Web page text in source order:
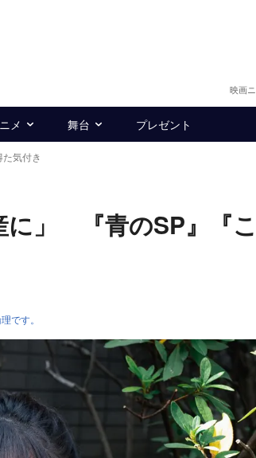
映画
メ 舞台 プレゼント
た気付き
に」 『青のSP』『
です。